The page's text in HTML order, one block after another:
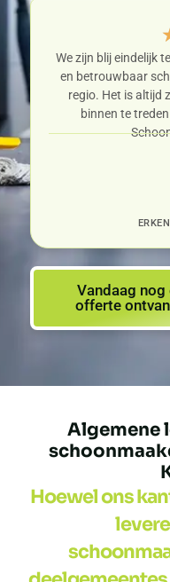
We zijn blij eindelijk
en betrouwbaar
regio. Het is altijd
binnen te
Vandaag nog
offerte
Algemene
Hoewel ons